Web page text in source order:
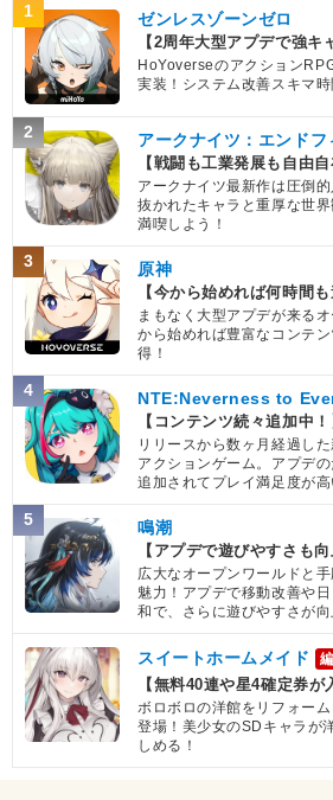
1 ゼンレスゾーンゼロ
【2周年大型アプデで強キ
HoYoverseのアクション
実装！システム改善スキマ時
2 アークナイツ：エンドフ
【戦闘も工業発展も自由自
アークナイツ最新作は圧倒
抜かれたキャラと重厚な世
満喫しよう！
3 原神
【今から始めれば何時間も
まもなく大型アプデが来る
から始めれば豊富なコンテ
得！
4 NTE:Neverness to
【コンテンツ続々追加中！
リリースから数ヶ月経過し
アクションゲーム。アプデ
追加されてプレイ満足度が高
5 鳴潮
【アプデで遊びやすさも向
広大なオープンワールドと
魅力！アプデで移動改善や
和で、さらに遊びやすさが向
スイートホームメイド
【無料40連や星4確定券が
ボロボロの洋館をリフォー
登場！美少女のSDキャラが
しめる！